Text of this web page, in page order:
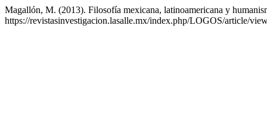
Magallón, M. (2013). Filosofía mexicana, latinoamericana y
https://revistasinvestigacion.lasalle.mx/index.php/LOGOS/article/